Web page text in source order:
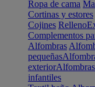
Ropa de cama
Cortinas y estores
Cojines Relleno
Complementos
Alfombras
pequeñas
exterior
infantiles